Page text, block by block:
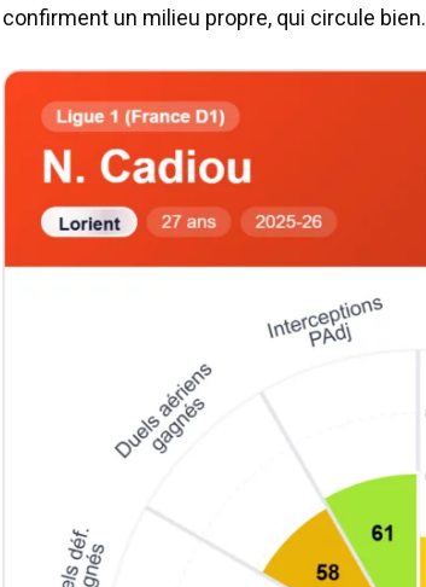
confirment un milieu propre, qui circule bien.